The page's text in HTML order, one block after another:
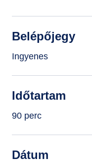
Belépőjegy
Ingyenes
Időtartam
90 perc
Dátum